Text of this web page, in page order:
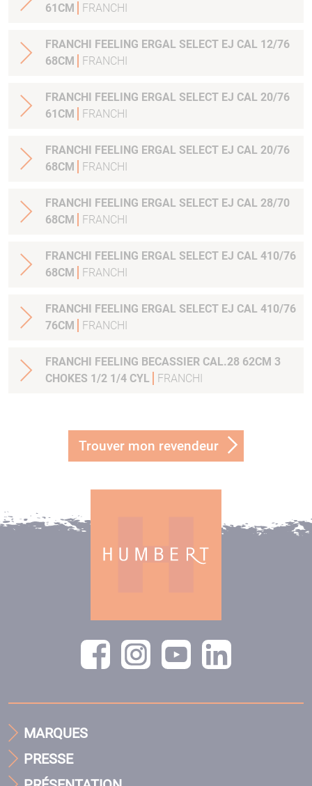
61CM
FRANCHI
FRANCHI FEELING ERGAL SELECT EJ CAL 12/76
68CM
FRANCHI
FRANCHI FEELING ERGAL SELECT EJ CAL 20/76
61CM
FRANCHI
FRANCHI FEELING ERGAL SELECT EJ CAL 20/76
68CM
FRANCHI
FRANCHI FEELING ERGAL SELECT EJ CAL 28/70
68CM
FRANCHI
FRANCHI FEELING ERGAL SELECT EJ CAL 410/76
68CM
FRANCHI
FRANCHI FEELING ERGAL SELECT EJ CAL 410/76
76CM
FRANCHI
FRANCHI FEELING BECASSIER CAL.28 62CM 3
CHOKES 1/2 1/4 CYL
FRANCHI
Trouver mon revendeur
MARQUES
PRESSE